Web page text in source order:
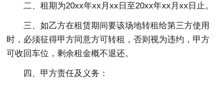
二、租期为20xx年xx月xx日至20xx年xx月xx日止。
三、如乙方在租赁期间要该场地转租给第三方使用
时，必须征得甲方同意方可转租，否则视为违约，甲方
可收回车位，剩余租金概不退还。
四、甲方责任及义务：